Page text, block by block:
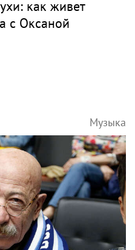
как живет
с Оксаной
Музыка